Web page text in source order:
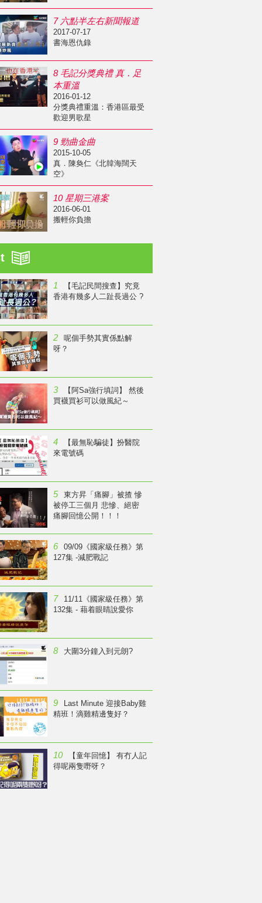
7 六點半左右新聞報道
2017-07-17
書海恩仇錄
8 毛記分獎典禮 真．足
本重溫
2016-01-12
分獎典禮重溫：香港區最受
歡迎男歌星
9 勁曲金曲
2015-10-05
真．陳奐仁《北韓海闊天
空》
10 星期三港案
2016-06-01
搬輕你負擔
1
【毛記民間搜查】究竟
香港有幾多人二趾長過公 ?
2
呢個手勢其實係點解
呀？
3
【阿Sa強行填詞】 然後
買襪買衫可以做風紀～
4
【最無恥騙徒】扮醫院
來電號碼
5
東方昇「痛腳」被揸 慘
被停工三個月 悲慘、絕密
痛腳回憶公開！！！
6
09/09《國家級任務》第
127集 -減肥戰記
7
11/11《國家級任務》第
132集 - 藉着眼睛說愛你
8 大圍3分鐘入到元朗?
9
Last Minute 迎接Baby雞
精班！滴雞精邊隻好？
10
【童年回憶】 有冇人記
得呢兩隻嘢呀？